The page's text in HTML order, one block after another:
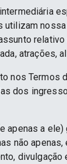
utilizam
atrações,
nos Termos
dos
apenas a
não